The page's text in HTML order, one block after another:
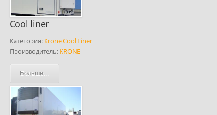
Cool liner
Категория: Krone Cool Liner
Производитель: KRONE
Больше...